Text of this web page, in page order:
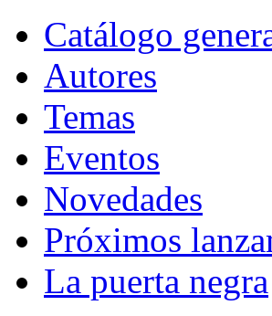
Catálogo
Autores
Temas
Eventos
Novedades
Próximos
La puerta negra